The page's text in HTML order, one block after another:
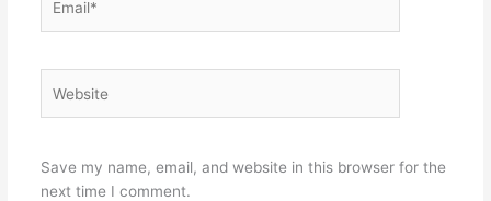
Save my name, email, and website in this browser for the
next time I comment.